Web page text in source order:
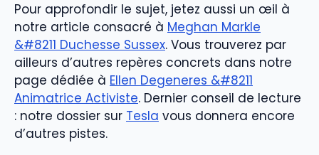
Pour approfondir le sujet, jetez aussi un œil à
notre article consacré à Meghan Markle
&#8211 Duchesse Sussex. Vous trouverez par
ailleurs d’autres repères concrets dans notre
page dédiée à Ellen Degeneres &#8211
Animatrice Activiste. Dernier conseil de lecture
: notre dossier sur Tesla vous donnera encore
d’autres pistes.